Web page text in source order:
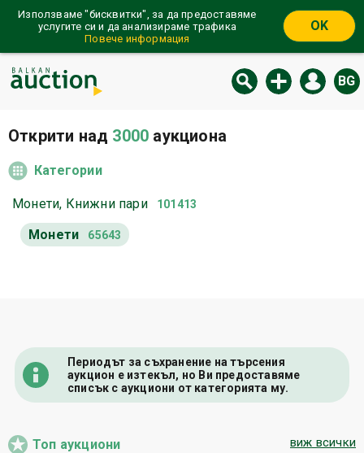
Използваме "бисквитки", за да предоставяме
услугите си и да анализираме трафика
Повече информация
OK
BG
Открити над 3000 аукциона
Категории
Монети, Книжни пари 101413
Монети 65643
Периодът за съхранение на търсения
аукцион е изтекъл, но Ви предоставяме
списък с аукциони от категорията му.
Топ аукциони виж всички